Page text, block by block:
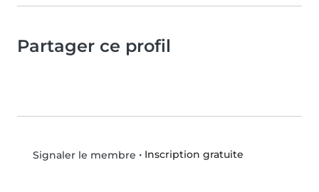
Partager ce profil
Signaler le membre • Inscription gratuite